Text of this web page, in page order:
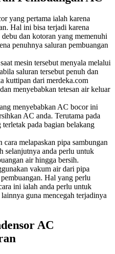
yang pertama ialah karena
Hal ini bisa terjadi karena
dan kotoran yang memenuhi
penuhnya saluran pembuangan
mesin tersebut menyala melalui
saluran tersebut penuh dan
kuttipan dari merdeka.com
menyebabkan tetesan air keluar
menyebabkan AC bocor ini
AC anda. Terutama pada
pada bagian belakang
melapaskan pipa sambungan
selanjutnya anda perlu untuk
air hingga bersih.
vakum air dari pipa
Hal yang perlu
ini ialah anda perlu untuk
guna mencegah terjadinya
AC